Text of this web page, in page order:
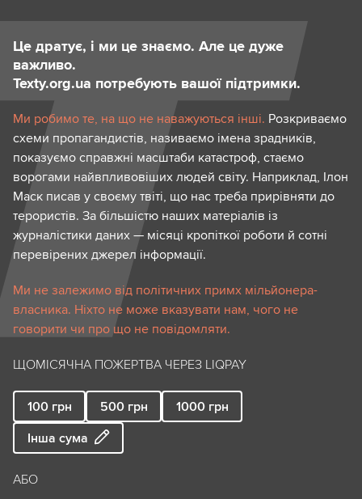
Це дратує, і ми це знаємо. Але це дуже
важливо.
Texty.org.ua потребують вашої підтримки.
Ми робимо те, на що не наважуються інші. Розкриваємо
схеми пропагандистів, називаємо імена зрадників,
показуємо справжні масштаби катастроф, стаємо
ворогами найвпливовіших людей світу. Наприклад, Ілон
Маск писав у своєму твіті, що нас треба прирівняти до
терористів. За більшістю наших матеріалів із
журналістики даних — місяці кропіткої роботи й сотні
перевірених джерел інформації.
Ми не залежимо від політичних примх мільйонера-
власника. Ніхто не може вказувати нам, чого не
говорити чи про що не повідомляти.
ЩОМІСЯЧНА ПОЖЕРТВА ЧЕРЕЗ LIQPAY
100 грн 500 грн 1000 грн
Інша сума
АБО